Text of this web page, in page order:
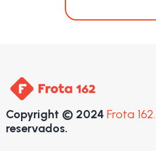
Copyright © 2024 Frota 162.
reservados.